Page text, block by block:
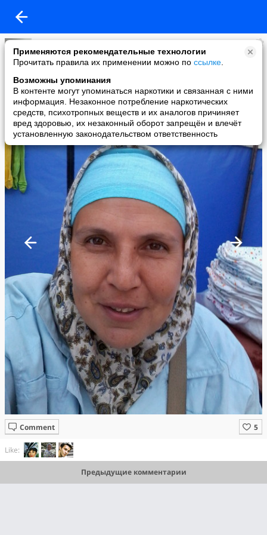
Применяются рекомендательные технологии
Прочитать правила их применении можно по ссылке
Возможны упоминания
В контенте могут упоминаться наркотики и связанная с ними
информация. Незаконное потребление наркотических
средств, психотропных веществ и их аналогов причиняет
вред здоровью, их незаконный оборот запрещён и влечёт
установленную законодательством ответственность
Разалия Тимирова
added a photo
28 Sep в 10:41
Comment
Like:
Предыдущие комментарии